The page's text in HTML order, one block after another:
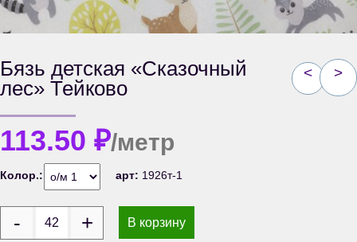
< >
Бязь детская «Сказочный
лес» Тейково
113.50 ₽/метр
Колор.: арт: 1926т-1
В корзину